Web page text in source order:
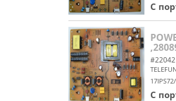
С
#22042
С